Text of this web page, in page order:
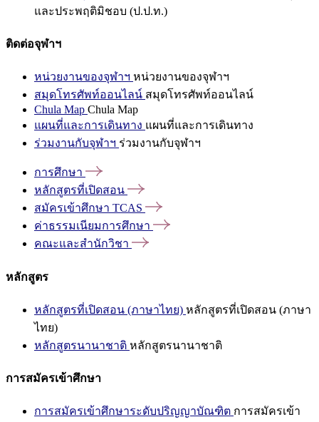
และประพฤติมิชอบ (ป.ป.ท.)
ติดต่อจุฬาฯ
หน่วยงานของจุฬาฯ หน่วยงานของจุฬาฯ
สมุดโทรศัพท์ออนไลน์ สมุดโทรศัพท์ออนไลน์
Chula Map Chula Map
แผนที่และการเดินทาง แผนที่และการเดินทาง
ร่วมงานกับจุฬาฯ ร่วมงานกับจุฬาฯ
การศึกษา
หลักสูตรที่เปิดสอน
สมัครเข้าศึกษา TCAS
ค่าธรรมเนียมการศึกษา
คณะและสำนักวิชา
หลักสูตร
หลักสูตรที่เปิดสอน (ภาษาไทย) หลักสูตรที่เปิดสอน (ภาษา
ไทย)
หลักสูตรนานาชาติ หลักสูตรนานาชาติ
การสมัครเข้าศึกษา
การสมัครเข้าศึกษาระดับปริญญาบัณฑิต การสมัครเข้า